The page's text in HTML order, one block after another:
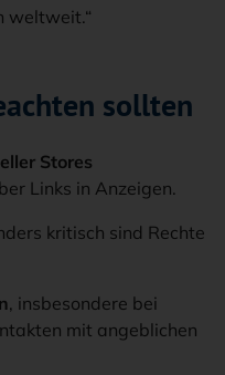
weltweit.“
sollten
Stores
Links in Anzeigen.
kritisch sind Rechte
, insbesondere bei
mit angeblichen